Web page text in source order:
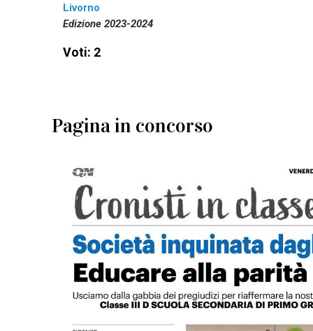
Livorno
Edizione 2023-2024
Voti: 2
Pagina in concorso